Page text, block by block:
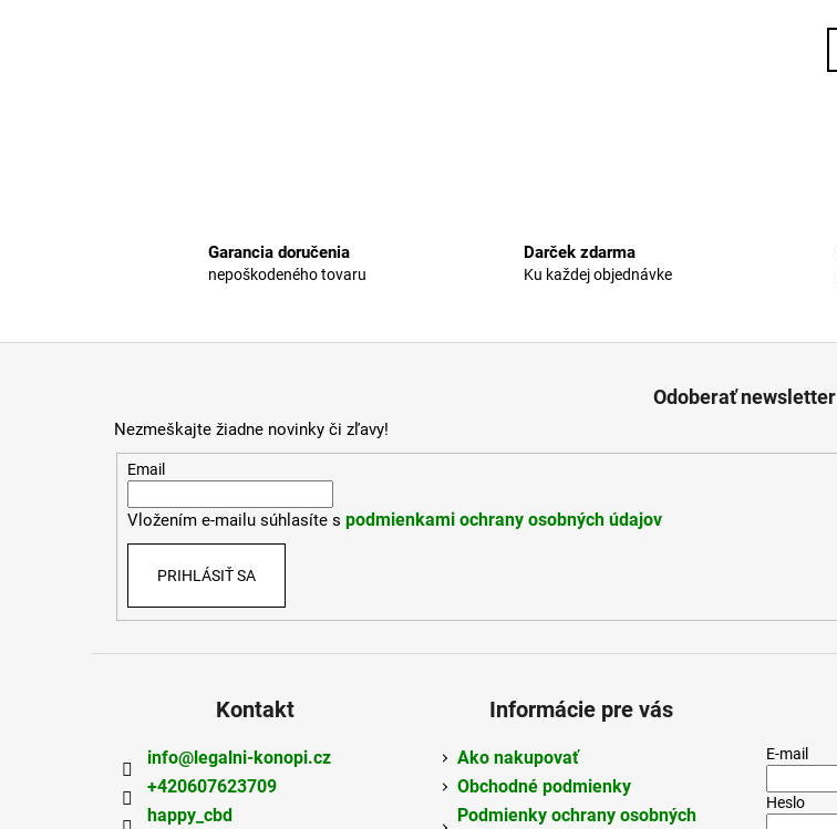
Garancia doručenia
nepoškodeného tovaru
Darček zdarma
Ku každej objednávke
Odoberať newsletter
Nezmeškajte žiadne novinky či zľavy!
Email
Vložením e-mailu súhlasíte s podmienkami ochrany osobných údajov
PRIHLÁSIŤ SA
Kontakt
info@legalni-konopi.cz
+420607623709
happy_cbd
Informácie pre vás
Ako nakupovať
Obchodné podmienky
Podmienky ochrany osobných
E-mail
Heslo